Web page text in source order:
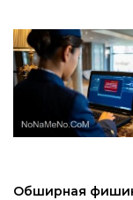
Обширная